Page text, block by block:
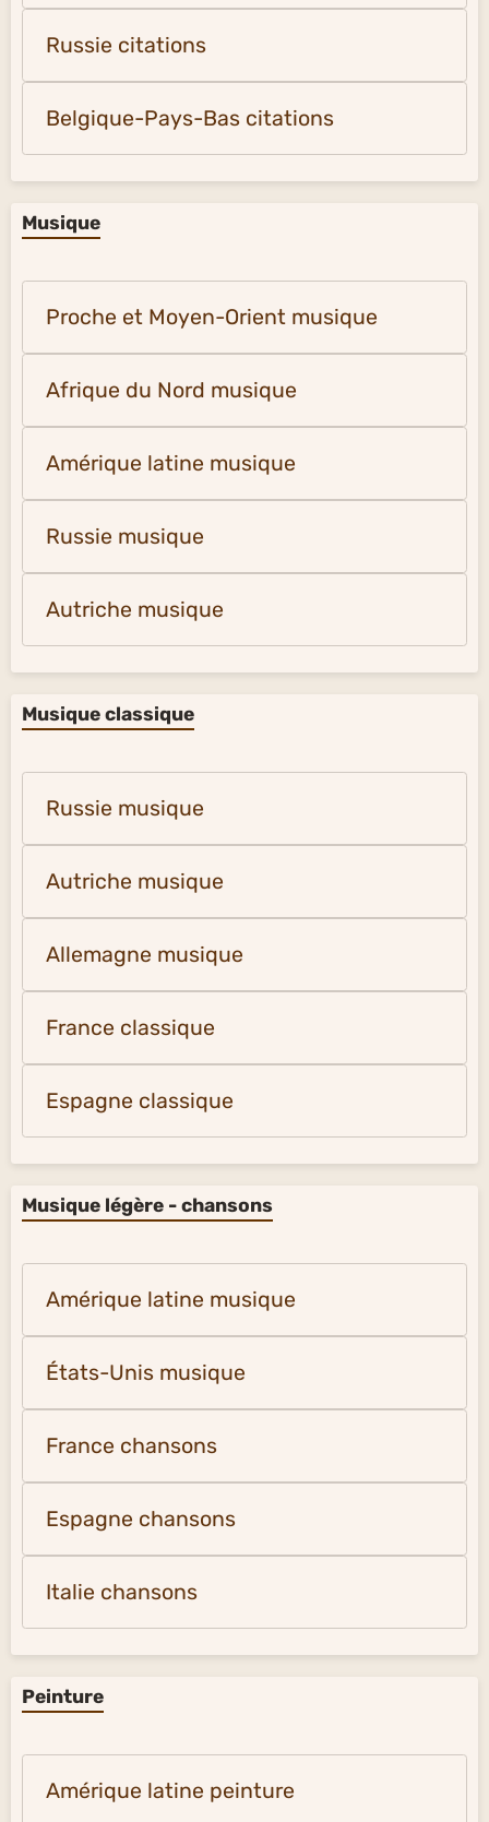
Russie citations
Belgique-Pays-Bas citations
Musique
Proche et Moyen-Orient musique
Afrique du Nord musique
Amérique latine musique
Russie musique
Autriche musique
Musique classique
Russie musique
Autriche musique
Allemagne musique
France classique
Espagne classique
Musique légère - chansons
Amérique latine musique
États-Unis musique
France chansons
Espagne chansons
Italie chansons
Peinture
Amérique latine peinture